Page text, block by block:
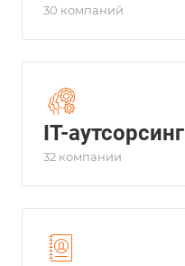
30 компаний
IT-аутсорсинг
32 компании